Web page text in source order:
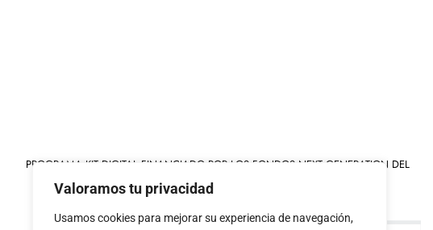
Valoramos tu privacidad
Usamos cookies para mejorar su experiencia de navegación,
PROGRAMA KIT DIGITAL FINANCIADO POR LOS FONDOS NEXT GENERATION DEL
MECANISMO DE RECUPERACIÓN Y RESILIENCIA